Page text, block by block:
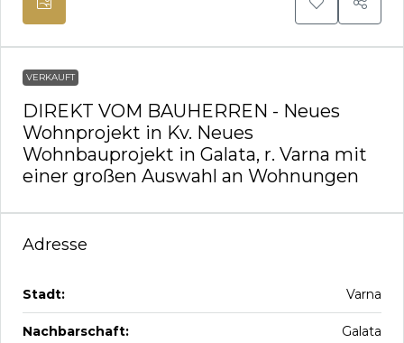
VERKAUFT
DIREKT VOM BAUHERREN - Neues
Wohnprojekt in Kv. Neues
Wohnbauprojekt in Galata, r. Varna mit
einer großen Auswahl an Wohnungen
Adresse
Stadt: Varna
Nachbarschaft: Galata